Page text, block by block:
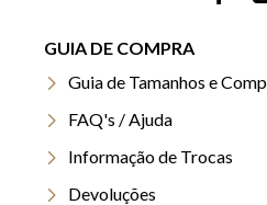
GUIA DE COMPRA
Guia de Tamanhos e
FAQ's / Ajuda
Informação de Trocas
Devoluções